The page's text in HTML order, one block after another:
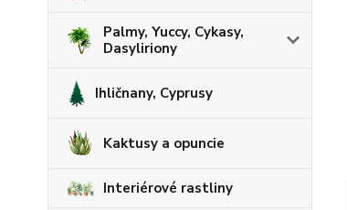
Palmy, Yuccy, Cykasy,
Dasyliriony
Ihličnany, Cyprusy
Kaktusy a opuncie
Interiérové rastliny